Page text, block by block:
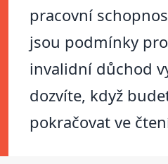
pracovní
jsou podmínky
invalidní důchod
dozvíte, když
pokračovat ve